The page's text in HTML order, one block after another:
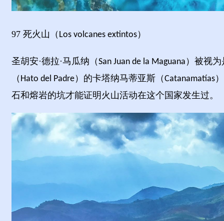
97 死火山（ Los volcanes extintos）
圣胡安·德拉·马瓜纳（San Juan de la Maguana ）被视
（ Hato del Padre）的卡塔纳马蒂亚斯（Catanamatías
石和熔岩的坑才能证明火山活动在这个国家发生过。